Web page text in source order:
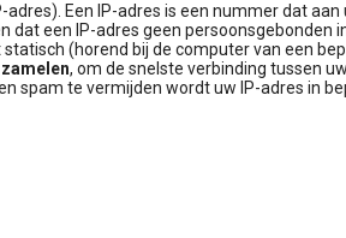
adres). Een IP-adres is een nummer dat
een IP-adres geen persoonsgebonden
(horend bij de computer van een
, om de snelste verbinding tussen
spam te vermijden wordt uw IP-adres in